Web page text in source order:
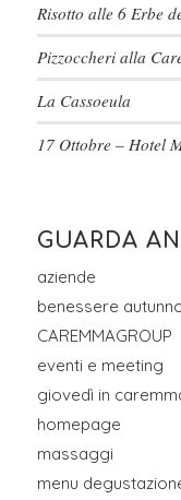
Risotto alle 6 Erbe
Pizzoccheri alla
La Cassoeula
17 Ottobre – Hotel
GUARDA
aziende
benessere
CAREMMAGROUP
eventi e meeting
giovedì in
homepage
massaggi
menu